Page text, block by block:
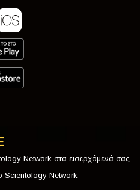
Network στα εισερχόμενά σας
Scientology Network